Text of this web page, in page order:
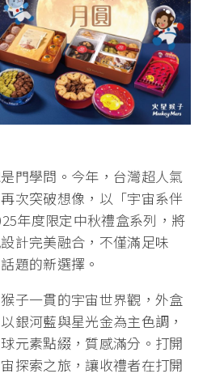
門學問。今年，台灣超人氣
次突破想像，以「宇宙系伴
年度限定中秋禮盒系列，將
計完美融合，不僅滿足味
題的新選擇。
子一貫的宇宙世界觀，外盒
銀河藍與星光金為主色調，
元素點綴，質感滿分。打開
探索之旅，讓收禮者在打開